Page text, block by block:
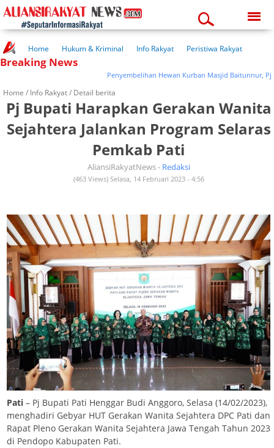
02:18:59 pm
Home Hukum & Kriminal Info Rakyat
Peristiwa Rakyat
Kuliner Rakyat
Wisata Rakyat
Breaking News
Penyembelihan Hewan Kurban Masjid Baitunnur, Pj
Home / Info Rakyat/ Detail berita
Pj Bupati Harapkan Gerakan Wanita
Sejahtera Jalankan Program Selaras
Pemkab Pati
AliansiRakyatNews - Redaksi
(463 Views) Selasa, 14 Februari 2023 - 4:56
Pati – Pj Bupati Pati Henggar Budi Anggoro, Selasa (14/02/2023),
menghadiri Gebyar HUT Gerakan Wanita Sejahtera DPC Pati dan
Rapat Pleno Gerakan Wanita Sejahtera Jawa Tengah Tahun 2023
di Pendopo Kabupaten Pati.